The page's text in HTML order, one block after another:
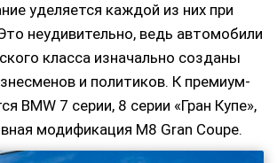
уделяется каждой из них при
неудивительно, ведь автомобили
класса изначально созданы
и политиков. К премиум-
BMW 7 серии, 8 серии «Гран Купе»,
модификация M8 Gran Coupe.